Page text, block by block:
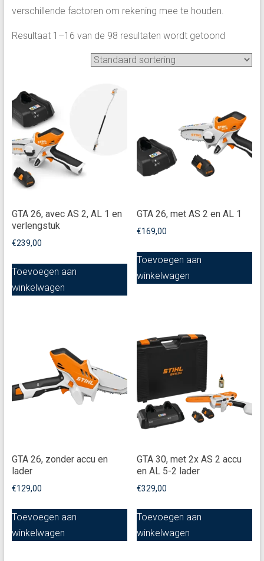
verschillende factoren om rekening mee te houden.
Resultaat 1–16 van de 98 resultaten wordt getoond
GTA 26, avec AS 2, AL 1 en
verlengstuk
€239,00
Toevoegen aan
winkelwagen
GTA 26, met AS 2 en AL 1
€169,00
Toevoegen aan
winkelwagen
GTA 26, zonder accu en
lader
€129,00
Toevoegen aan
winkelwagen
GTA 30, met 2x AS 2 accu
en AL 5-2 lader
€329,00
Toevoegen aan
winkelwagen